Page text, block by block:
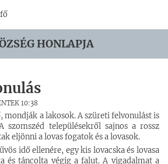
HONLAPJA
10:38
mondják a lakosok. A szüreti felvonulást is
szomszéd településekről sajnos a rossz
eljönni a lovas fogatok és a lovasok.
idő ellenére, egy kis lovacska és lovasa
és táncolta végig a falut. A vigadalmat a